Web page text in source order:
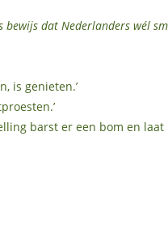
bewijs dat Nederlanders wél
is genieten.’
barst er een bom en